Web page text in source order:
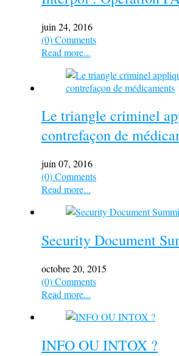
juin 24, 2016
(0) Comments
Read more...
Le triangle criminel
contrefaçon de
juin 07, 2016
(0) Comments
Read more...
Security Document
octobre 20, 2015
(0) Comments
Read more...
INFO OU INTOX ?